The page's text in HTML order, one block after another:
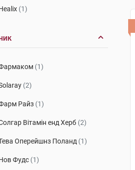
(1)
(1)
(2)
Райз (1)
Вітамін енд Херб (2)
Оперейшнз Поланд (1)
Фудс (1)